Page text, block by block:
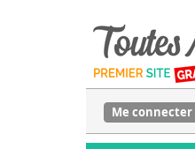
Me connecter